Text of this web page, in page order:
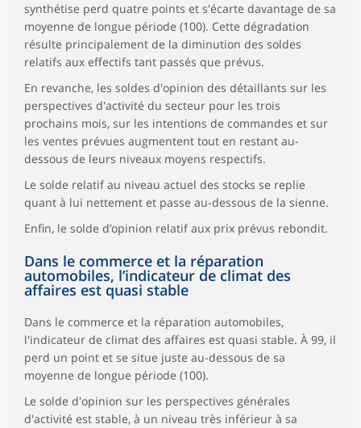
synthétise perd quatre points et s'écarte davantage de sa
moyenne de longue période (100). Cette dégradation
résulte principalement de la diminution des soldes
relatifs aux effectifs tant passés que prévus.
En revanche, les soldes d'opinion des détaillants sur les
perspectives d'activité du secteur pour les trois
prochains mois, sur les intentions de commandes et sur
les ventes prévues augmentent tout en restant au-
dessous de leurs niveaux moyens respectifs.
Le solde relatif au niveau actuel des stocks se replie
quant à lui nettement et passe au-dessous de la sienne.
Enfin, le solde d’opinion relatif aux prix prévus rebondit.
Dans le commerce et la réparation
automobiles, l’indicateur de climat des
affaires est quasi stable
Dans le commerce et la réparation automobiles,
l'indicateur de climat des affaires est quasi stable. À 99, il
perd un point et se situe juste au-dessous de sa
moyenne de longue période (100).
Le solde d'opinion sur les perspectives générales
d'activité est stable, à un niveau très inférieur à sa